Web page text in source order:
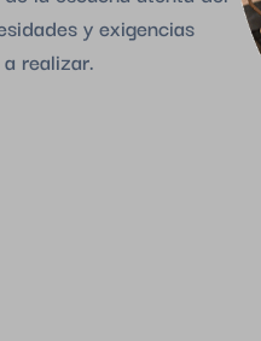
y exigencias
realizar.